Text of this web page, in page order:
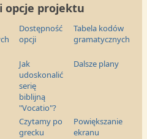
opcje projektu
Dostępność
opcji
Tabela kodów
gramatycznych
Jak
udoskonalić
serię
biblijną
"Vocatio"?
Dalsze plany
Czytamy po
grecku
Powiększanie
ekranu